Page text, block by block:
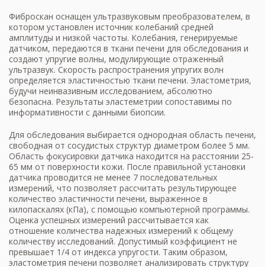
Фиброскан оснащен ультразвуковым преобразователем, в
котором установлен источник колебаний средней
амплитуды и низкой частоты. Колебания, генерируемые
датчиком, передаются в ткани печени для обследования и
создают упругие волны, модулирующие отраженный
ультразвук. Скорость распространения упругих волн
определяется эластичностью ткани печени. Эластометрия,
будучи неинвазивным исследованием, абсолютно
безопасна. Результаты эластеметрии сопоставимы по
информативности с данными биопсии.
Для обследования выбирается однородная область печени,
свободная от сосудистых структур диаметром более 5 мм.
Область фокусировки датчика находится на расстоянии 25-
65 мм от поверхности кожи. После правильной установки
датчика проводится не менее 7 последовательных
измерений, что позволяет рассчитать результирующее
количество эластичности печени, выраженное в
килопаскалях (кПа), с помощью компьютерной программы.
Оценка успешных измерений рассчитывается как
отношение количества надежных измерений к общему
количеству исследований. Допустимый коэффициент не
превышает 1/4 от индекса упругости. Таким образом,
эластометрия печени позволяет анализировать структуру